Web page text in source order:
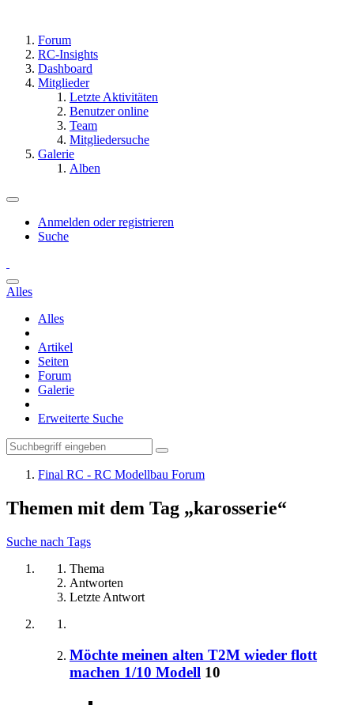
Forum
RC-Insights
Dashboard
Mitglieder
Letzte Aktivitäten
Benutzer online
Team
Mitgliedersuche
Galerie
Alben
Anmelden oder registrieren
Suche
Alles
Alles
Artikel
Seiten
Forum
Galerie
Erweiterte Suche
Final RC - RC Modellbau Forum
Themen mit dem Tag „karosserie“
Suche nach Tags
Thema
Antworten
Letzte Antwort
Möchte meinen alten T2M wieder flott
machen 1/10 Modell 10